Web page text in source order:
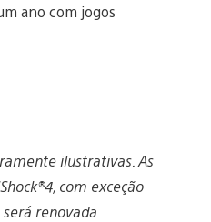
ano com jogos
ilustrativas. As
com exceção
será renovada